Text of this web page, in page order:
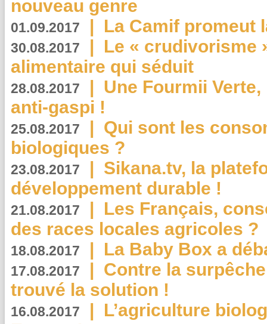
nouveau genre
01.09.2017 | La Camif promeut
30.08.2017 | Le « crudivorisme
alimentaire qui séduit
28.08.2017 | Une Fourmii
anti-gaspi !
25.08.2017 | Qui sont les
biologiques ?
23.08.2017 | Sikana.tv, la
développement durable !
21.08.2017 | Les Français,
des races locales agricoles ?
18.08.2017 | La Baby Box a
17.08.2017 | Contre la
trouvé la solution !
16.08.2017 | L’agriculture